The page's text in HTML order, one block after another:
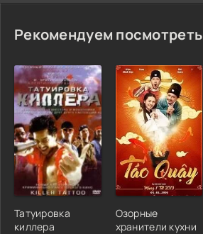
Рекомендуем посмотреть
Татуировка
киллера
Озорные
хранители кухни